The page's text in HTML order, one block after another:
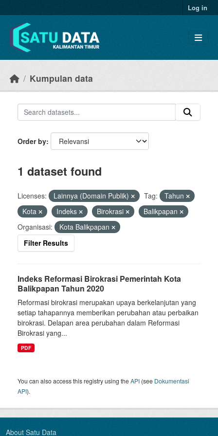
Log in
Kumpulan data
Order by
1 dataset found
Licenses: Lainnya (Domain Publik) Tag:
Tahun
Kota
Indeks Birokrasi
Balikpapan
Organisasi:
Kota Balikpapan
Filter Results
Indeks Reformasi Birokrasi Pemerintah Kota
Balikpapan Tahun 2020
Reformasi birokrasi merupakan upaya berkelanjutan yang
setiap tahapannya memberikan perubahan atau perbaikan
birokrasi. Delapan area perubahan dalam Reformasi
Birokrasi yang...
PDF
You can also access this registry using theAPI (see Dokumentasi
API).
About Satu Data